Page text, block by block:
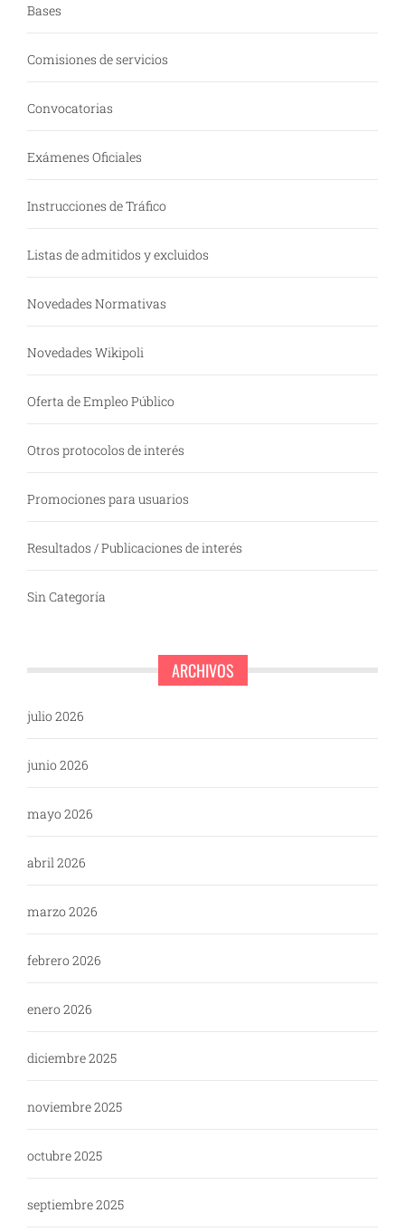
Bases
Comisiones de servicios
Convocatorias
Exámenes Oficiales
Instrucciones de Tráfico
Listas de admitidos y excluidos
Novedades Normativas
Novedades Wikipoli
Oferta de Empleo Público
Otros protocolos de interés
Promociones para usuarios
Resultados / Publicaciones de interés
Sin Categoría
ARCHIVOS
julio 2026
junio 2026
mayo 2026
abril 2026
marzo 2026
febrero 2026
enero 2026
diciembre 2025
noviembre 2025
octubre 2025
septiembre 2025